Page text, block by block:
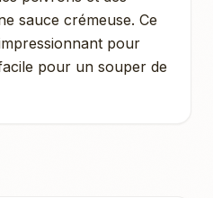
sauce crémeuse. Ce
pour
pour un souper de